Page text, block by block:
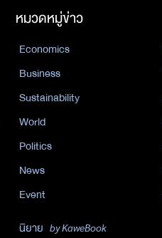
หมวดหมู่ข่าว
Economics
Business
Sustainability
World
Politics
News
Event
นิยาย by KaweBook